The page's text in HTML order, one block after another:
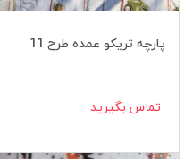
پارچه تریکو عمده طرح 11
تماس بگیرید